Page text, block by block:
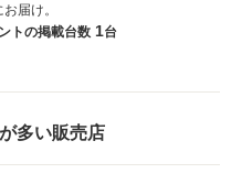
届け。
トの掲載台数 1台
多い販売店